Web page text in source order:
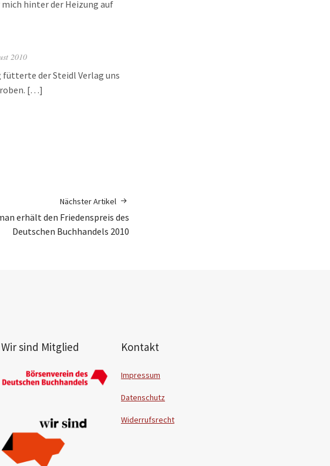
mich hinter der Heizung auf
2010
fütterte der Steidl Verlag uns
[…]
Nächster Artikel
erhält den Friedenspreis des
Deutschen Buchhandels 2010
Wir sind Mitglied Kontakt
Impressum
Datenschutz
Widerrufsrecht